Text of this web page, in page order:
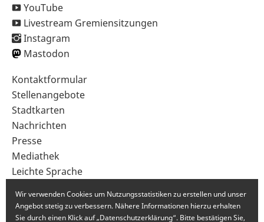
YouTube
Livestream Gremiensitzungen
Instagram
Mastodon
Sekundärnavigation
im
Fußbereich
Kontaktformular
Stellenangebote
Stadtkarten
Nachrichten
Presse
Mediathek
Leichte Sprache
Wir verwenden Cookies um Nutzungsstatistiken zu erstellen und unser
Angebot stetig zu verbessern. Nähere Informationen hierzu erhalten
Sie durch einen Klick auf „Datenschutzerklärung“. Bitte bestätigen Sie,